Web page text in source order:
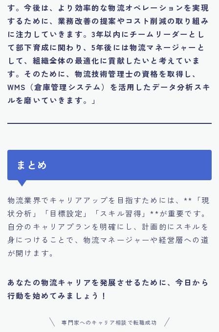
す。今後は、より効率的な物流オペレーションを実現
するために、業務改善の提案やコスト削減の取り組み
に注力していきます。3年以内にチームリーダーとし
て部下育成に関わり、5年後には物流マネージャーと
して、組織全体の最適化に貢献したいと考えていま
す。そのために、物流技術管理士の資格を取得し、
WMS（倉庫管理システム）を活用したデータ分析スキ
ルを磨いていきます。」
まとめ
物流業界でキャリアアップを目指すためには、**「現
状分析」「目標設定」「スキル習得」**が重要です。
自分のキャリアプランを明確にし、計画的にスキルを
身につけることで、物流マネージャーや経営層への道
が開けます。
あなたの物流キャリアを発展させるために、今日から
行動を始めてみましょう！
専門家へのキャリア相談で転職成功